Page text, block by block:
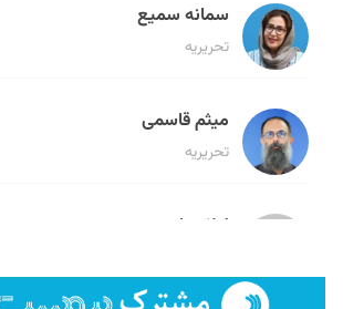
سمانه سمیع
تحریریه
میثم قاسمی
تحریریه
لیلا حنارود